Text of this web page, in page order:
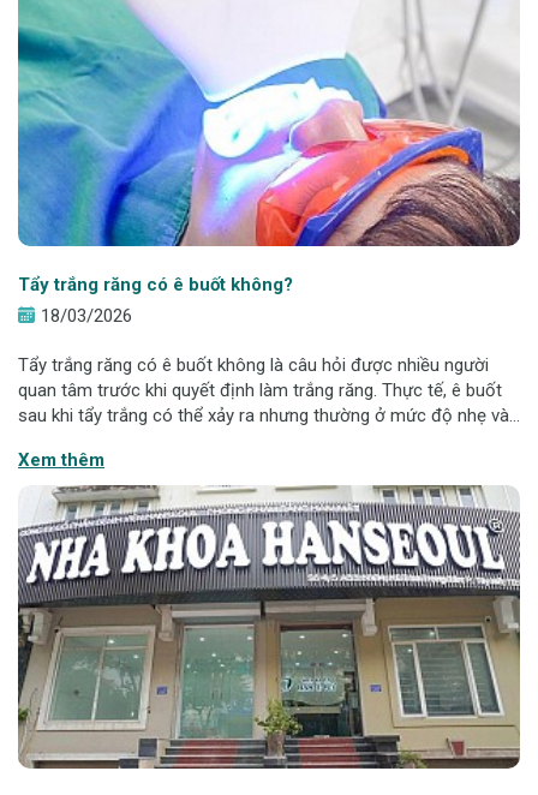
Tẩy trắng răng có ê buốt không?
18/03/2026
Tẩy trắng răng có ê buốt không là câu hỏi được nhiều người
quan tâm trước khi quyết định làm trắng răng. Thực tế, ê buốt
sau khi tẩy trắng có thể xảy ra nhưng thường ở mức độ nhẹ và
hạn chế nhạy cảm v
Xem thêm